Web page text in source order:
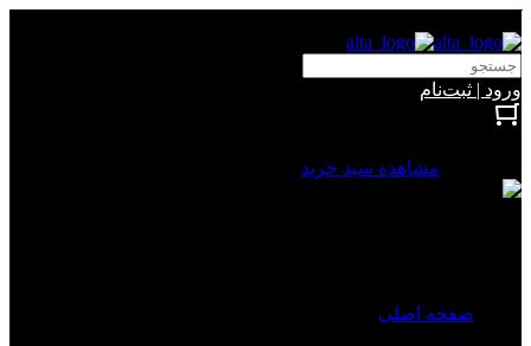
ورود | ثبت‌نام
مشاهده سبد خرید
صفحه اصلی